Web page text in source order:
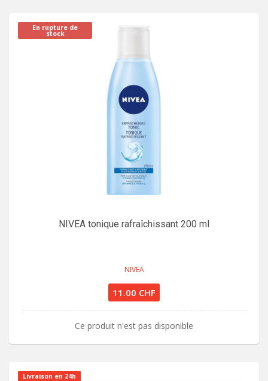
En rupture de
stock
NIVEA tonique rafraîchissant 200 ml
NIVEA
11.00 CHF
Ce produit n'est pas disponible
Livraison en 24h